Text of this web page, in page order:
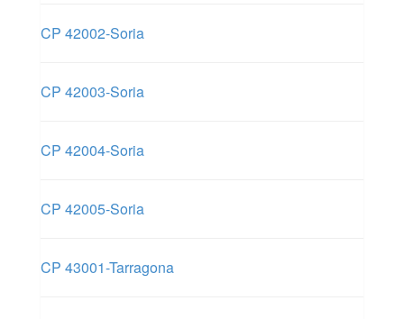
CP 42002-Soria
CP 42003-Soria
CP 42004-Soria
CP 42005-Soria
CP 43001-Tarragona